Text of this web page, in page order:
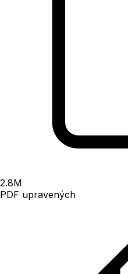
2.8M
PDF upravených